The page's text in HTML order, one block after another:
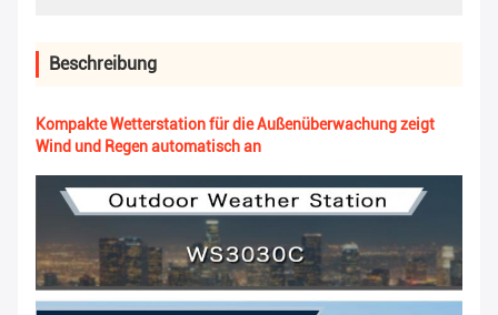
Beschreibung
Kompakte Wetterstation für die Außenüberwachung zeigt
Wind und Regen automatisch an